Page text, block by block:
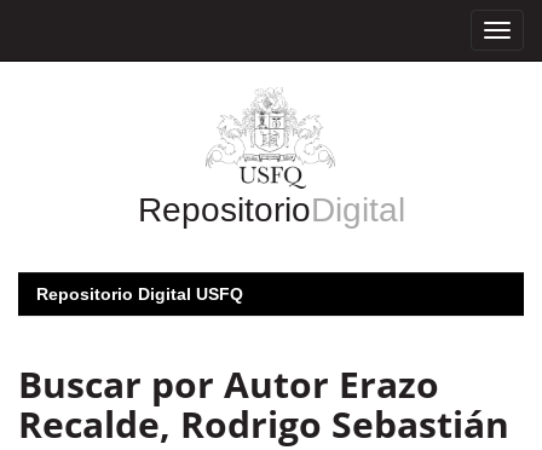
RepositorioDigital
Repositorio Digital USFQ
Buscar por Autor Erazo
Recalde, Rodrigo Sebastián